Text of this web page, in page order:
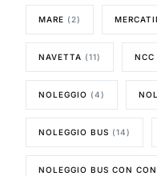
MARE (2)
NAVETTA (11) NCC
NOLEGGIO (4)
NOLEGGIO BUS (14)
NOLEGGIO BUS CON